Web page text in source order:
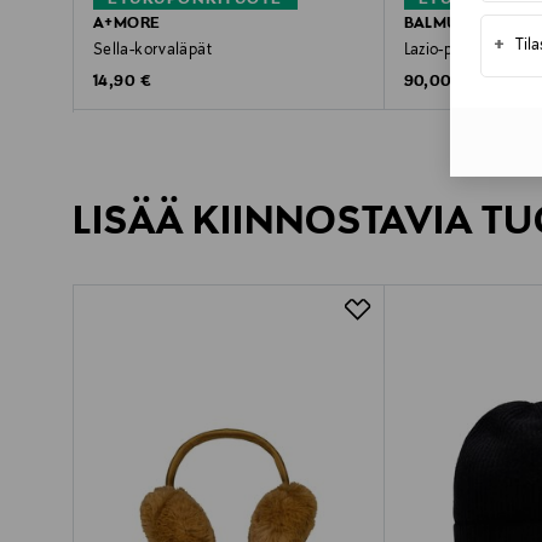
+
A+MORE
Sella-korvaläpät
Original Price
14,90 €
BALMUIR
Lazio-pipo
Original Price
90,00 €
LISÄÄ KIINNOSTAVIA